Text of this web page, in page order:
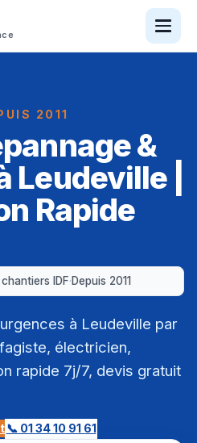
2011
&
Leudeville |
Rapide
IDF·Depuis 2011
à Leudeville par
électricien,
rapide 7j/7, devis gratuit
📞 01 34 10 91 61